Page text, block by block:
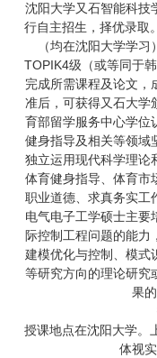
沈阳大学又石智能科技
行自主招生，择优录取
（均在沈阳大学学
TOPIK4级（或等同于
完成所需课程及论文，
准后，可获得又石大学
育部留学服务中心学位
健身指导及相关等领域
独立运用现代科学理论
体育健身指导、体育市
职业道德、求真务实工
电气电子工学硕士主要
际控制工程问题的能力
建模优化与控制、模式
等研究方向的理论研究
果
授课地点在沈阳大学。
体视